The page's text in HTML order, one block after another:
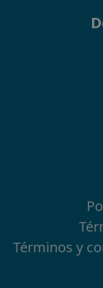
Términos y